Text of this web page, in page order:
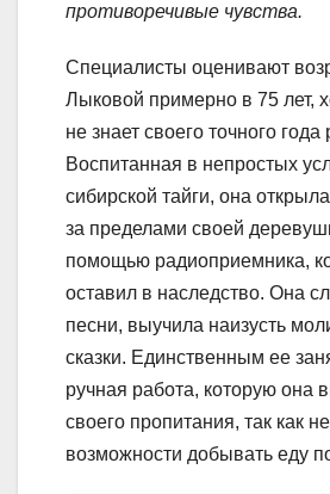
противоречивые чувства.
Специалисты оценивают
Лыковой примерно в 75 лет,
не знает своего точного
Воспитанная в непростых
сибирской тайги, она
за пределами своей
помощью радиоприемника,
оставил в наследство. Она
песни, выучила наизусть
сказки. Единственным ее
ручная работа, которую она
своего пропитания, так как
возможности добывать еду